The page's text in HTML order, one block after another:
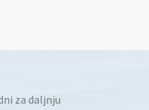
za daljnju